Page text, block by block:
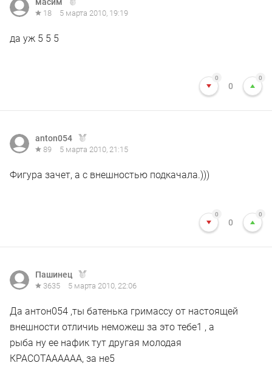
18 5 марта 2010, 19:19
да уж 5 5 5
0
0
0
anton054
89 5 марта 2010, 21:15
Фигура зачет, а с внешностью подкачала.)))
0
0
0
Пашинец
3635 5 марта 2010, 22:06
Да антон054 ,ты батенька гримассу от настоящей
внешности отличиь неможеш за это тебе1 , а
рыба ну ее нафик тут другая молодая
КРАСОТАААААА, за не5